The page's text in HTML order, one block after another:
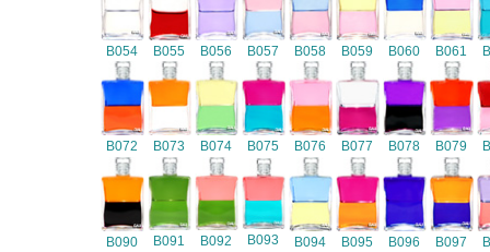
B054 B055 B056 B057 B058 B059 B060 B061
B072 B073 B074 B075 B076 B077 B078 B079
B090 B091 B092 B093 B094 B095 B096 B097